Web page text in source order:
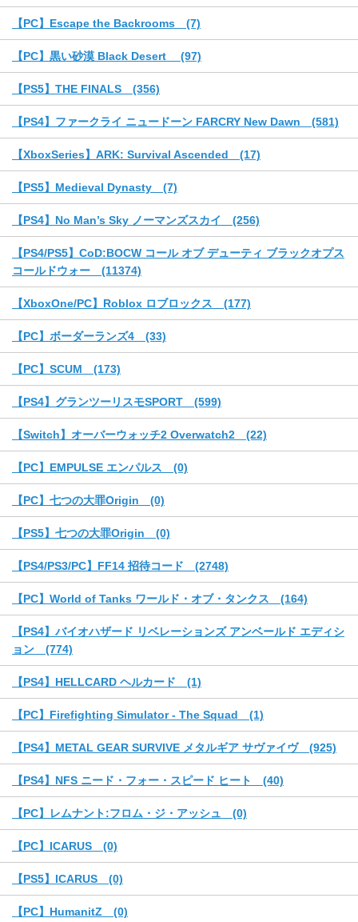
【PC】Escape the Backrooms (7)
【PC】黒い砂漠 Black Desert (97)
【PS5】THE FINALS (356)
【PS4】ファークライ ニュードーン FARCRY New Dawn (581)
【XboxSeries】ARK: Survival Ascended (17)
【PS5】Medieval Dynasty (7)
【PS4】No Man’s Sky ノーマンズスカイ (256)
【PS4/PS5】CoD:BOCW コール オブ デューティ ブラックオプス
コールドウォー (11374)
【XboxOne/PC】Roblox ロブロックス (177)
【PC】ボーダーランズ4 (33)
【PC】SCUM (173)
【PS4】グランツーリスモSPORT (599)
【Switch】オーバーウォッチ2 Overwatch2 (22)
【PC】EMPULSE エンパルス (0)
【PC】七つの大罪Origin (0)
【PS5】七つの大罪Origin (0)
【PS4/PS3/PC】FF14 招待コード (2748)
【PC】World of Tanks ワールド・オブ・タンクス (164)
【PS4】バイオハザード リベレーションズ アンベールド エディシ
ョン (774)
【PS4】HELLCARD ヘルカード (1)
【PC】Firefighting Simulator - The Squad (1)
【PS4】METAL GEAR SURVIVE メタルギア サヴァイヴ (925)
【PS4】NFS ニード・フォー・スピード ヒート (40)
【PC】レムナント:フロム・ジ・アッシュ (0)
【PC】ICARUS (0)
【PS5】ICARUS (0)
【PC】HumanitZ (0)